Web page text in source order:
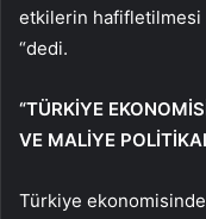
etkilerin hafifletilmesi
“dedi.
“TÜRKİYE
VE MALİYE
Türkiye